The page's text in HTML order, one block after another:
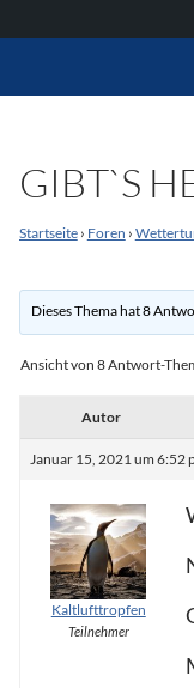
GIBT`S
Startseite › Foren ›
Dieses Thema hat 8
Ansicht von 8 Antwort-
Autor
Januar 15, 2021 um 6:52
Kaltlufttropfen
Teilnehmer